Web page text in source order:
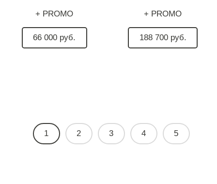
+ PROMO
66 000 руб.
+ PROMO
188 700 руб.
1 2 3 4 5